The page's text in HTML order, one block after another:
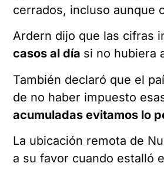
cerrados, incluso aunque
Ardern dijo que las cifras
casos al día si no hubiera
También declaró que el
de no haber impuesto
acumuladas evitamos lo
La ubicación remota de
a su favor cuando estalló